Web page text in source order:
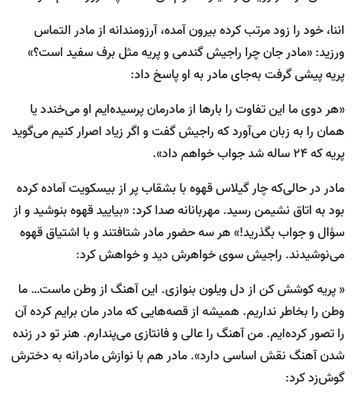
اننا، خود را زود مرتب کرده بیرون آمده، آرزومندانه از مادر التماس
ورزید: «مادر جان چرا راجیش گندمی و پریه مثل برف سفید است؟»
پریه پیشی گرفت به‌جای مادر به او پاسخ داد:
«هر دوی ما این تفاوت را بارها از مادرمان پرسیده‌ایم او می‌خندد یا
همان را به زبان می‌آورد که راجیش گفت و اگر زیاد اصرار کنیم می‌گوید
پریه که ۲۴ ساله شد جواب خواهم داد».
مادر در حالی‌که چار گیلاس قهوه با بشقاب پر از بیسکویت آماده کرده
بود به اتاق نشیمن رسید. مهربانانه صدا کرد: «بیایید قهوه بنوشید و از
سؤال و جواب بگذرید!» هر سه حضور مادر شتافتند و با اشتیاق قهوه
می‌نوشیدند. راجیش سوی خواهرش دید و خواهش کرد:
« پریه کوشش کن از دل ویلون بنوازی. این آهنگ از وطن ماست… ما
وطن را بخاطر نداریم. همیشه از قصه‌هایی که مادر مان برایم کرده آن
را تصور کرده‌ایم. من آهنگ را عالی و فانتازی می‌پندارم. هنر تو در زنده
شدن آهنگ نقش اساسی دارد». مادر هم با نوازش مادرانه به دخترش
گوش‌زد کرد: